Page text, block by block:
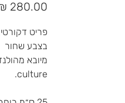
פריט
בצבע שחור
culture.